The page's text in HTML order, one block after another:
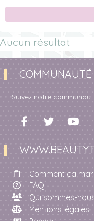
Aucun résultat
COMMUNAUTÉ
Suivez notre
Comment ça
FAQ
Qui sommes-
Mentions légales